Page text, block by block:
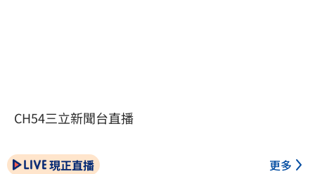
CH54三立新聞台直播
現正直播 更多